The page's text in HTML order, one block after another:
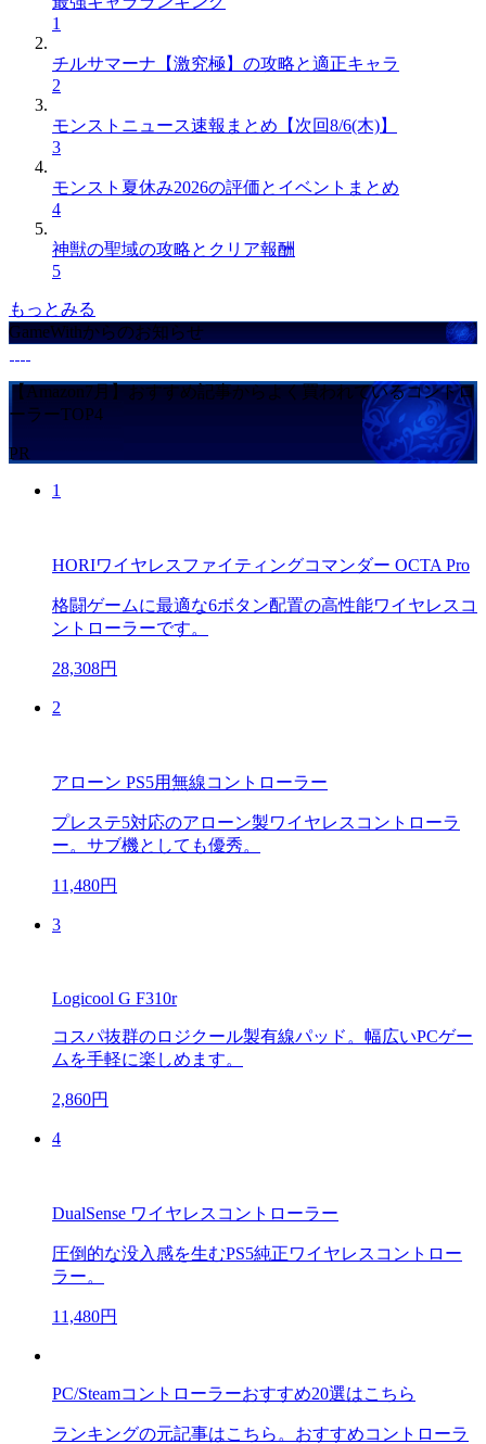
1
チルサマーナ【激究極】の攻略と適正キャラ
2
モンストニュース速報まとめ【次回8/6(木)】
3
モンスト夏休み2026の評価とイベントまとめ
4
神獣の聖域の攻略とクリア報酬
5
もっとみる
GameWithからのお知らせ
【Amazon7月】おすすめ記事からよく買われているコントロ
ーラーTOP4
PR
1
HORIワイヤレスファイティングコマンダー OCTA Pro
格闘ゲームに最適な6ボタン配置の高性能ワイヤレスコ
ントローラーです。
28,308円
2
アローン PS5用無線コントローラー
プレステ5対応のアローン製ワイヤレスコントローラ
ー。サブ機としても優秀。
11,480円
3
Logicool G F310r
コスパ抜群のロジクール製有線パッド。幅広いPCゲー
ムを手軽に楽しめます。
2,860円
4
DualSense ワイヤレスコントローラー
圧倒的な没入感を生むPS5純正ワイヤレスコントロー
ラー。
11,480円
PC/Steamコントローラーおすすめ20選はこちら
ランキングの元記事はこちら。おすすめコントローラ